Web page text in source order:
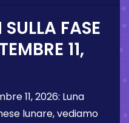
FASE
11,
11, 2026: Luna
lunare, vediamo